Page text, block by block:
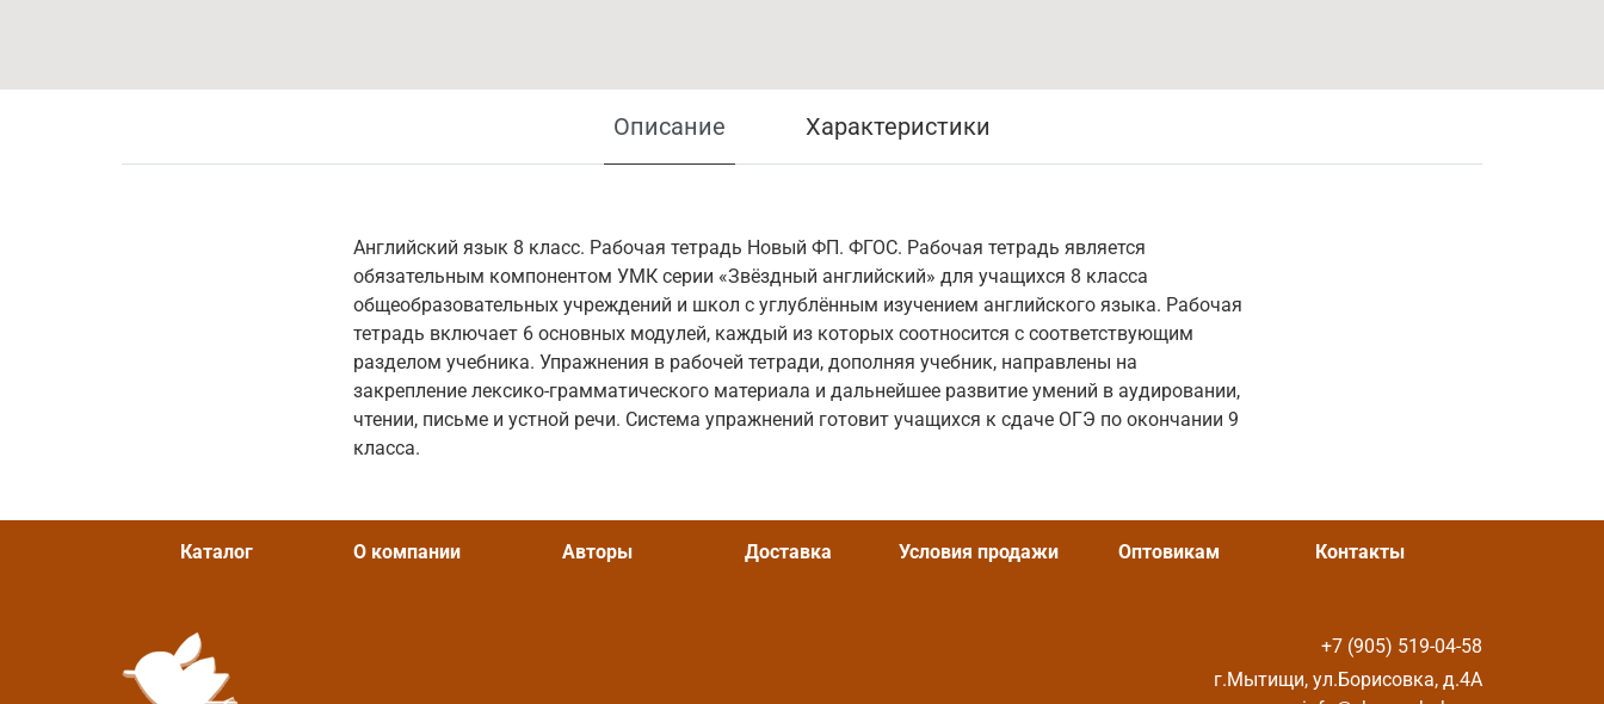
Описание Характеристики
Английский язык 8 класс. Рабочая тетрадь Новый ФП. ФГОС. Рабочая тетрадь является
обязательным компонентом УМК серии «Звёздный английский» для учащихся 8 класса
общеобразовательных учреждений и школ с углублённым изучением английского языка. Рабочая
тетрадь включает 6 основных модулей, каждый из которых соотносится с соответствующим
разделом учебника. Упражнения в рабочей тетради, дополняя учебник, направлены на
закрепление лексико-грамматического материала и дальнейшее развитие умений в аудировании,
чтении, письме и устной речи. Система упражнений готовит учащихся к сдаче ОГЭ по окончании 9
класса.
Каталог О компании Авторы Доставка Условия продажи Оптовикам Контакты
+7 (905) 519-04-58
г.Мытищи, ул.Борисовка, д.4А